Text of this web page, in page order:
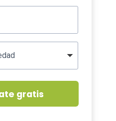
gratis